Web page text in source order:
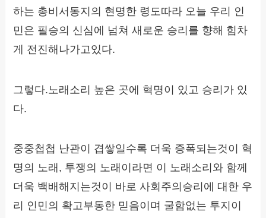
하는 총비서동지의 현명한 령도따라 오늘 우리 인
민은 필승의 신심에 넘쳐 새로운 승리를 향해 힘차
게 전진해나가고있다.
그렇다.노래소리 높은 곳에 혁명이 있고 승리가 있
다.
중중첩첩 난관이 겹쌓일수록 더욱 증폭되는것이 혁
명의 노래, 투쟁의 노래이라면 이 노래소리와 함께
더욱 백배해지는것이 바로 사회주의승리에 대한 우
리 인민의 확고부동한 믿음이며 굴함없는 투지이